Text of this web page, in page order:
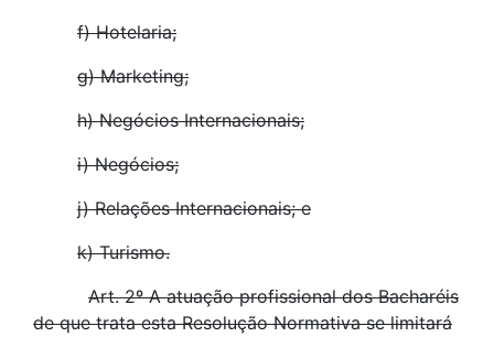
f) Hotelaria;
g) Marketing;
h) Negócios Internacionais;
i) Negócios;
j) Relações Internacionais; e
k) Turismo.
Art. 2º A atuação profissional dos Bacharéis
de que trata esta Resolução Normativa se limitará